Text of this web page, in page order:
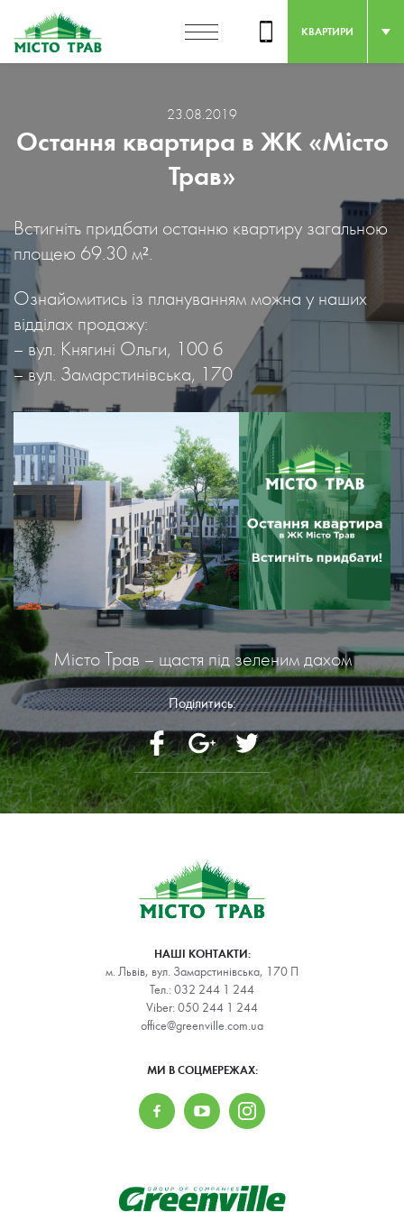
КВАРТИРИ
23.08.2019
Остання квартира в ЖК «Місто
Трав»
Встигніть придбати останню квартиру загальною
площею 69.30 м².
Ознайомитись із плануванням можна у наших
відділах продажу:
– вул. Княгині Ольги, 100 б
– вул. Замарстинівська, 170
Місто Трав – щастя під зеленим дахом
Поділитись:
НАШІ КОНТАКТИ:
м. Львів, вул. Замарстинівська, 170 П
Тел.: 032 244 1 244
Viber: 050 244 1 244
office@greenville.com.ua
МИ В СОЦМЕРЕЖАХ: